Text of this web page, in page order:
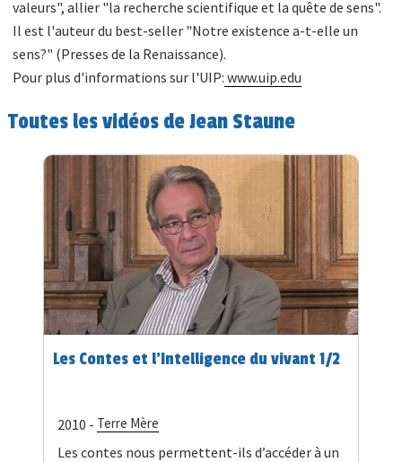
valeurs", allier "la recherche scientifique et la quête de sens".
Il est l'auteur du best-seller "Notre existence a-t-elle un
sens?" (Presses de la Renaissance).
Pour plus d'informations sur l'UIP: www.uip.edu
Toutes les vidéos de Jean Staune
Les Contes et l'Intelligence du vivant 1/2
2010 - Terre Mère
Les contes nous permettent-ils d’accéder à un